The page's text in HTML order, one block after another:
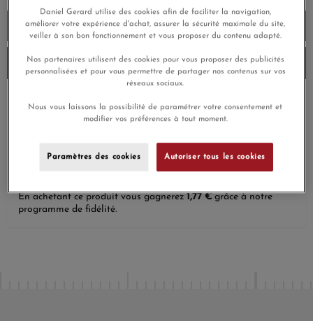
Ajouter au panier
Envoi sous 4 à 5 semaines
Livraison gratuite
Payez en 4x ou 10x
sans frais
Satisfait ou
remboursé
En achetant ce produit vous gagnerez1,77 €grâce à notre
programme de fidélité.
Daniel Gerard utilise des cookies afin de faciliter la navigation,
améliorer votre expérience d'achat, assurer la sécurité maximale du site,
veiller à son bon fonctionnement et vous proposer du contenu adapté.
Nos partenaires utilisent des cookies pour vous proposer des publicités
personnalisées et pour vous permettre de partager nos contenus sur vos
réseaux sociaux.
Nous vous laissons la possibilité de paramétrer votre consentement et
modifier vos préférences à tout moment.
Paramètres des cookies Autoriser tous les cookies